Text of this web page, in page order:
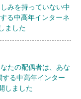
みを持っていない中
る中高年インターネ
ました
たの配偶者は、あな
る中高年インター
しました